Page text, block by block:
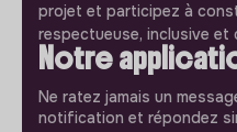
projet et participez à
respectueuse, inclusive et
Notre
Ne ratez jamais un
notification et répondez